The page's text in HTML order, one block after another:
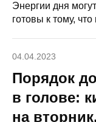
Энергии дня
готовы к тому,
04.04.2023
Порядок
в голове:
на